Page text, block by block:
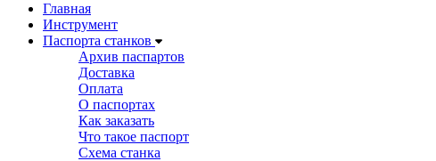
Главная
Инструмент
Паспорта станков
Архив паспартов
Доставка
Оплата
О паспортах
Как заказать
Что такое паспорт
Схема станка